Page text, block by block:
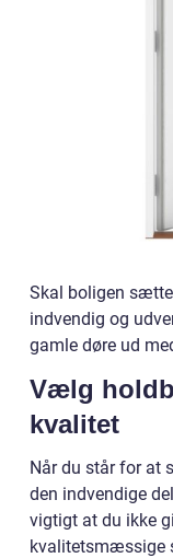
Skal boligen
indvendig og
gamle døre ud
Vælg
kvalitet
Når du står for at
den indvendige
vigtigt at du ikke
kvalitetsmæssige